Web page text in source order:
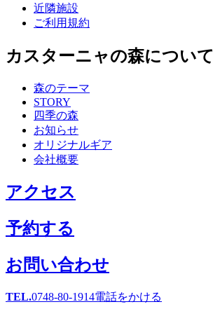
近隣施設
ご利用規約
カスターニャの森について
森のテーマ
STORY
四季の森
お知らせ
オリジナルギア
会社概要
アクセス
予約する
お問い合わせ
TEL.0748-80-1914電話をかける